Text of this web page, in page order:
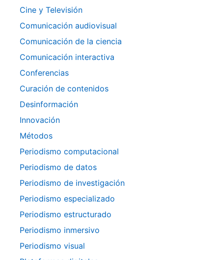
Cine y Televisión
Comunicación audiovisual
Comunicación de la ciencia
Comunicación interactiva
Conferencias
Curación de contenidos
Desinformación
Innovación
Métodos
Periodismo computacional
Periodismo de datos
Periodismo de investigación
Periodismo especializado
Periodismo estructurado
Periodismo inmersivo
Periodismo visual